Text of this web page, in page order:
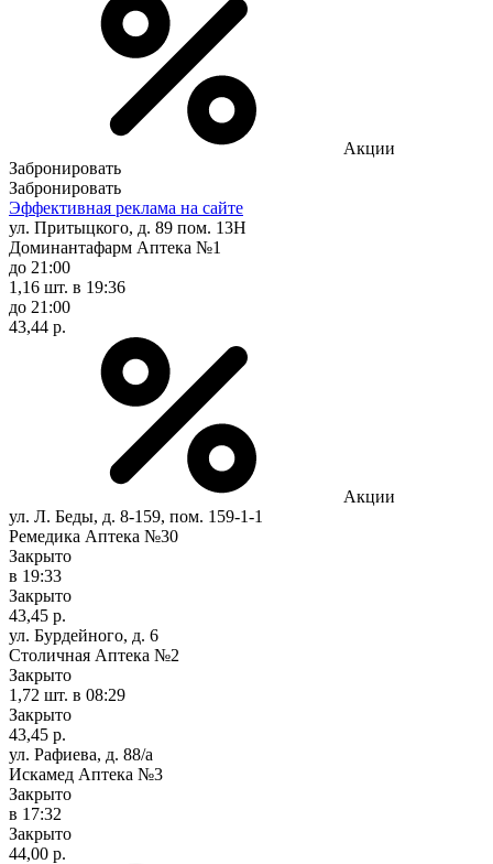
Акции
Забронировать
Забронировать
Эффективная реклама на сайте
ул. Притыцкого, д. 89 пом. 13Н
Доминантафарм Аптека №1
до 21:00
1,16 шт. в 19:36
до 21:00
43,44 р.
Акции
ул. Л. Беды, д. 8-159, пом. 159-1-1
Ремедика Аптека №30
Закрыто
в 19:33
Закрыто
43,45 р.
ул. Бурдейного, д. 6
Столичная Аптека №2
Закрыто
1,72 шт. в 08:29
Закрыто
43,45 р.
ул. Рафиева, д. 88/а
Искамед Аптека №3
Закрыто
в 17:32
Закрыто
44,00 р.